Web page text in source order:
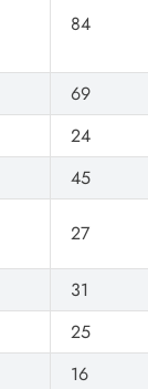
84
69
24
45
27
31
25
16